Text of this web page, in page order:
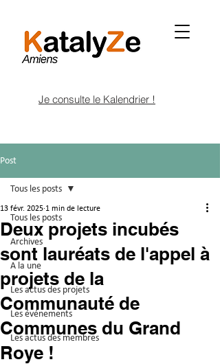
Je consulte le Kalendrier !
Post
Tous les posts
Archives
A la une
Les actus des projets
Les événements
Les actus des membres
Tous les posts
Deux projets incubés
sont lauréats de l'appel à
projets de la
Communauté de
Communes du Grand
Roye !
13 févr. 2025 1 min de lecture